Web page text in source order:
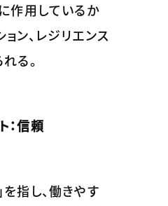
作用しているか
ン、レジリエンス
る。
：信頼
指し、働きやす